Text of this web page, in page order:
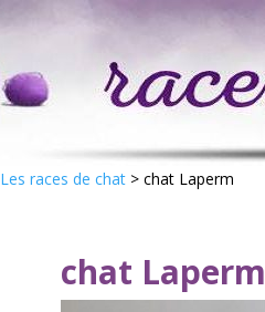
Les races de chat > chat Laperm
chat Laperm